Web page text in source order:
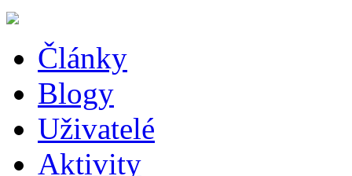
Články
Blogy
Uživatelé
Aktivity